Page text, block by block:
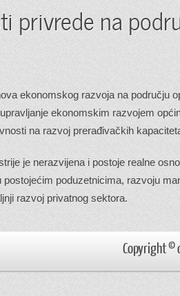
privrede na
ekonomskog razvoja na području
ekonomskim razvojem
na razvoj prerađivačkih
je nerazvijena i postoje realne
postojećim poduzetnicima, razvoju
razvoj privatnog sektora.
Copyright ©